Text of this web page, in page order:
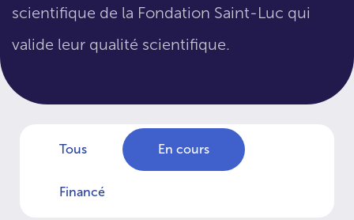
scientifique de la Fondation Saint-Luc qui
valide leur qualité scientifique.
Tous En cours
Financé